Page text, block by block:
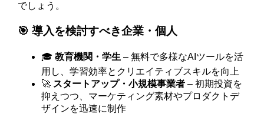
でしょう。
🎯 導入を検討すべき企業・個人
🎓教育機関・学生 – 無料で多様なAIツールを活
用し、学習効率とクリエイティブスキルを向上
🚀 スタートアップ・小規模事業者 – 初期投資を
抑えつつ、マーケティング素材やプロダクトデ
ザインを迅速に制作